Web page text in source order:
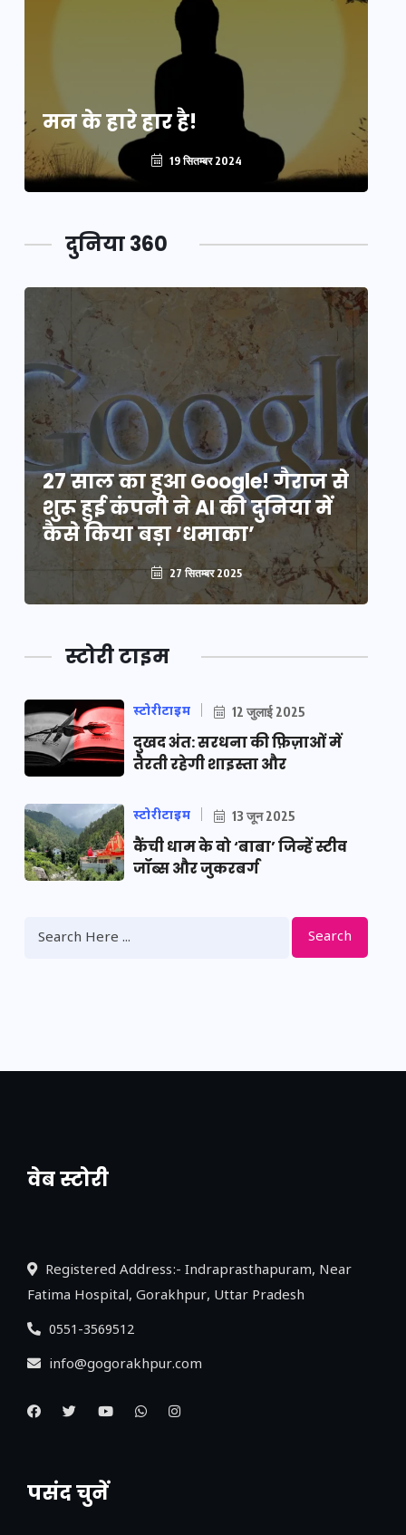
मन के हारे हार है!
19 सितम्बर 2024
दुनिया 360
27 साल का हुआ Google! गैराज से
शुरू हुई कंपनी ने AI की दुनिया में
कैसे किया बड़ा ‘धमाका’
27 सितम्बर 2025
स्टोरी टाइम
स्टोरीटाइम 12 जुलाई 2025
दुखद अंत: सरधना की फ़िज़ाओं में
तैरती रहेगी शाइस्ता और
स्टोरीटाइम 13 जून 2025
कैंची धाम के वो ‘बाबा’ जिन्हें स्टीव
जॉब्स और जुकरबर्ग
Search
वेब स्टोरी
नया एक्सप्रेसवे: पूर्वांचल का लक, डेवलपमेंट का
Registered Address:- Indraprasthapuram, Near
Fatima Hospital, Gorakhpur, Uttar Pradesh
0551-3569512
info@gogorakhpur.com
पसंद चुनें